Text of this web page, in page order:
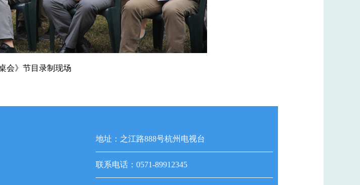
会》节目录制现场
地址：之江路888号杭州电视台
联系电话：0571-89912345